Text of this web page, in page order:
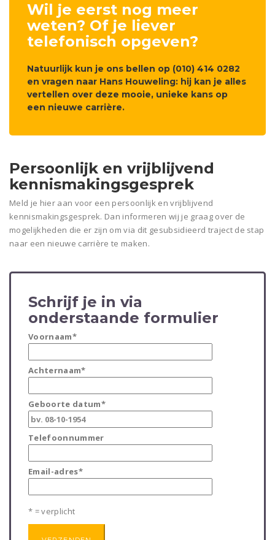
Wil je eerst nog meer
weten? Of je liever
telefonisch opgeven?
Natuurlijk kun je ons bellen op (010) 414 0282
en vragen naar Hans Houweling: hij kan je alles
vertellen over deze mooie, unieke kans op
een nieuwe carrière.
Persoonlijk en vrijblijvend
kennismakingsgesprek
Meld je hier aan voor een persoonlijk en vrijblijvend
kennismakingsgesprek. Dan informeren wij je graag over de
mogelijkheden die er zijn om via dit gesubsidieerd traject de stap
naar een nieuwe carrière te maken.
Schrijf je in via
onderstaande formulier
Voornaam*
Achternaam*
Geboorte datum*
Telefoonnummer
Email-adres*
* = verplicht